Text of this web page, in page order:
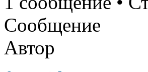
Сообщение
Автор